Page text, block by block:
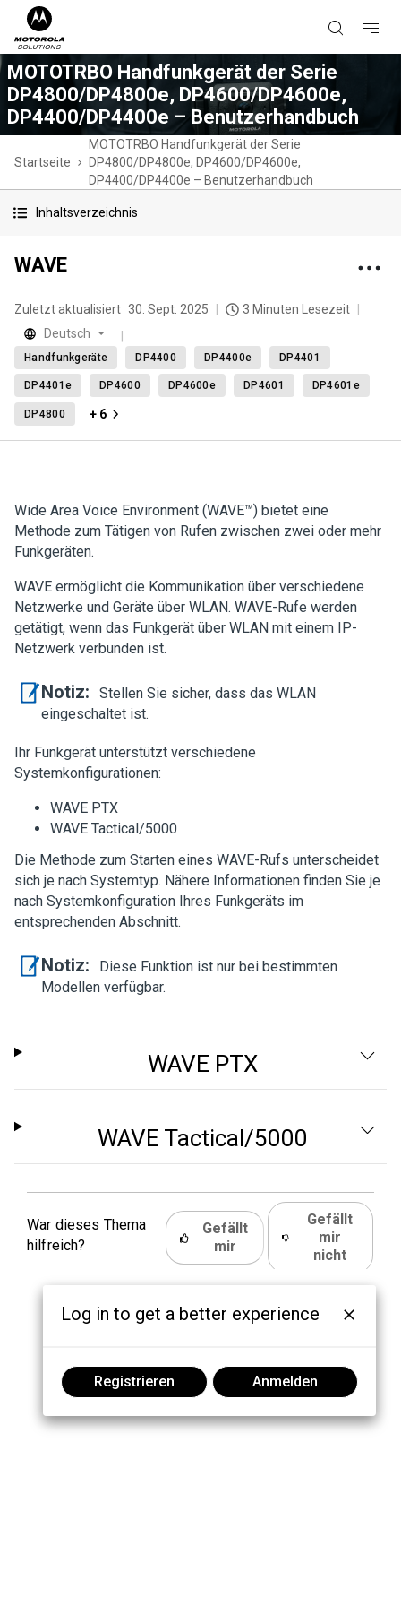
MOTOTRBO Handfunkgerät der Serie
DP4800/DP4800e, DP4600/DP4600e,
DP4400/DP4400e – Benutzerhandbuch
Startseite
MOTOTRBO Handfunkgerät der Serie
DP4800/DP4800e, DP4600/DP4600e,
DP4400/DP4400e – Benutzerhandbuch
Inhaltsverzeichnis
WAVE
Zuletzt aktualisiert 30. Sept. 2025
3 Minuten Lesezeit
Deutsch
Handfunkgeräte DP4400 DP4400e DP4401
DP4401e DP4600 DP4600e DP4601 DP4601e
DP4800 + 6
Wide Area Voice Environment (WAVE™) bietet eine
Methode zum Tätigen von Rufen zwischen zwei oder mehr
Funkgeräten.
WAVE ermöglicht die Kommunikation über verschiedene
Netzwerke und Geräte über WLAN. WAVE-Rufe werden
getätigt, wenn das Funkgerät über WLAN mit einem IP-
Netzwerk verbunden ist.
Notiz:
Stellen Sie sicher, dass das WLAN
eingeschaltet ist.
Ihr Funkgerät unterstützt verschiedene
Systemkonfigurationen:
WAVE PTX
WAVE Tactical/5000
Die Methode zum Starten eines WAVE-Rufs unterscheidet
sich je nach Systemtyp. Nähere Informationen finden Sie je
nach Systemkonfiguration Ihres Funkgeräts im
entsprechenden Abschnitt.
Notiz:
Diese Funktion ist nur bei bestimmten
Modellen verfügbar.
WAVE PTX
WAVE Tactical/5000
War dieses Thema
hilfreich?
Gefällt
mir
Gefällt
mir
nicht
Log in to get a better experience
Registrieren Anmelden